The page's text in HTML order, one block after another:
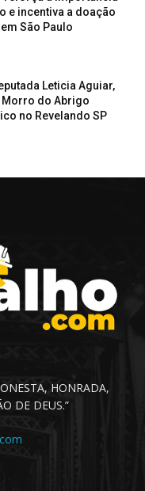
e incentiva a doação
São Paulo
Leticia Aguiar,
Morro do Abrigo
no Revelando SP
HONRADA,
DE DEUS.”